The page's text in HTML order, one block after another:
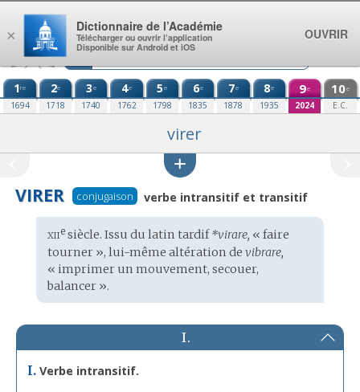
Aller au contenu
1re
1694
2e
1718
3e
1740
4e
1762
5e
1798
6e
1835
7e
1878
8e
1935
9e
2024
10e
E.C.
virer
VIRER conjugaison verbe intransitif et transitif
Étymologie
:
xiiesiècle. Issu du latin tardif *virare, « faire
tourner », lui-même altération de vibrare,
« imprimer un mouvement, secouer,
balancer ».
I.
I. Verbe intransitif.
×
Dictionnaire de l’Académie
Télécharger ou ouvrir l’application
Disponible sur Android et iOS
OUVRIR